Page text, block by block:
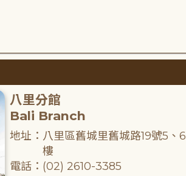
八里分館
Bali Branch
地址：八里區舊城里舊城路19號5、6
樓
電話：(02) 2610-3385